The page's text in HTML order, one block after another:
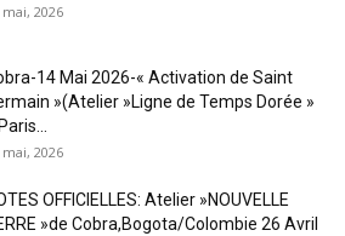
mai, 2026
14 Mai 2026-« Activation de Saint
»(Atelier »Ligne de Temps Dorée »
mai, 2026
OFFICIELLES: Atelier »NOUVELLE
»de Cobra,Bogota/Colombie 26 Avril